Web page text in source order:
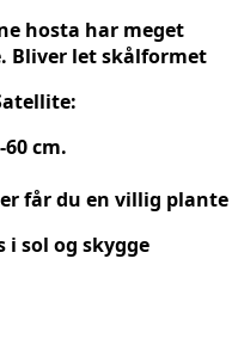
hosta har meget
Bliver let skålformet
cm.
får du en villig plante
i sol og skygge